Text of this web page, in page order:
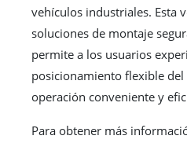
vehículos industriales. Esta
soluciones de montaje
permite a los usuarios
posicionamiento flexible
operación conveniente y
Para obtener más